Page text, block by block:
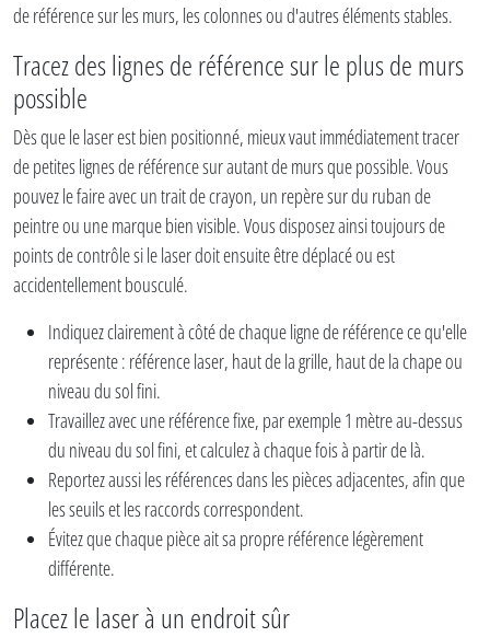
de référence sur les murs, les colonnes ou d'autres éléments stables.
Tracez des lignes de référence sur le plus de murs
possible
Dès que le laser est bien positionné, mieux vaut immédiatement tracer
de petites lignes de référence sur autant de murs que possible. Vous
pouvez le faire avec un trait de crayon, un repère sur du ruban de
peintre ou une marque bien visible. Vous disposez ainsi toujours de
points de contrôle si le laser doit ensuite être déplacé ou est
accidentellement bousculé.
Indiquez clairement à côté de chaque ligne de référence ce qu'elle
représente : référence laser, haut de la grille, haut de la chape ou
niveau du sol fini.
Travaillez avec une référence fixe, par exemple 1 mètre au-dessus
du niveau du sol fini, et calculez à chaque fois à partir de là.
Reportez aussi les références dans les pièces adjacentes, afin que
les seuils et les raccords correspondent.
Évitez que chaque pièce ait sa propre référence légèrement
différente.
Placez le laser à un endroit sûr